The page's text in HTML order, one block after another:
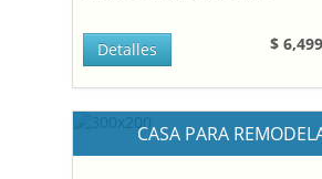
$
Detalles
CASA PARA